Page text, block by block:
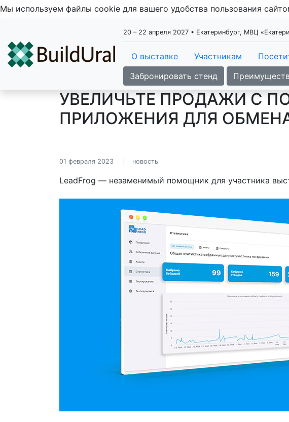
Мы используем файлы cookie для вашего удобства пользования
20 – 22 апреля 2027 • Екатеринбург, МВЦ
О выставке Участникам
Забронировать стенд
УВЕЛИЧЬТЕ ПРОДАЖИ С
ПРИЛОЖЕНИЯ ДЛЯ ОБМЕНА
01 февраля 2023 новость
LeadFrog — незаменимый помощник для участника